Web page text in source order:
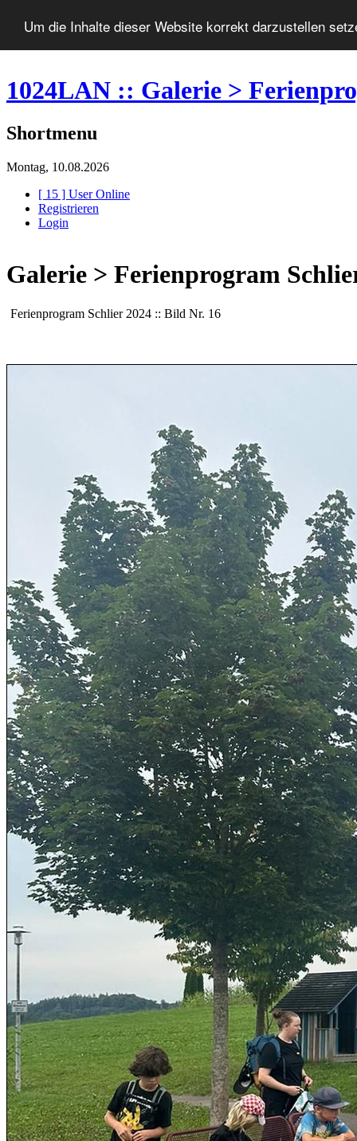
Um die Inhalte dieser Website korrekt darzustellen
1024LAN :: Galerie >
Shortmenu
Montag, 10.08.2026
[ 15 ] User Online
Registrieren
Login
Galerie > Ferienprogram
Ferienprogram Schlier 2024 :: Bild Nr. 16